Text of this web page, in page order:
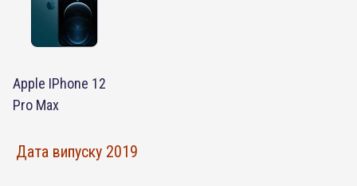
Apple IPhone 12
Pro Max
Дата випуску 2019